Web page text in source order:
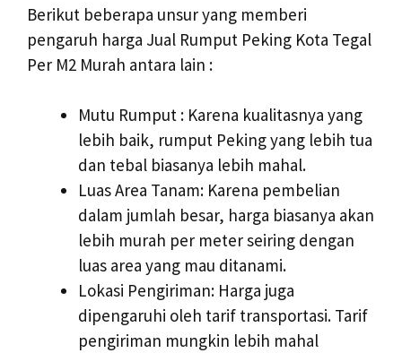
Berikut beberapa unsur yang memberi
pengaruh harga Jual Rumput Peking Kota Tegal
Per M2 Murah antara lain :
Mutu Rumput : Karena kualitasnya yang
lebih baik, rumput Peking yang lebih tua
dan tebal biasanya lebih mahal.
Luas Area Tanam: Karena pembelian
dalam jumlah besar, harga biasanya akan
lebih murah per meter seiring dengan
luas area yang mau ditanami.
Lokasi Pengiriman: Harga juga
dipengaruhi oleh tarif transportasi. Tarif
pengiriman mungkin lebih mahal